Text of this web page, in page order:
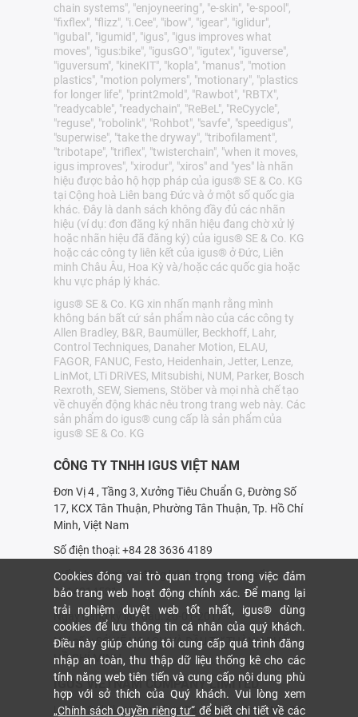
chain systems", "enjoyneering", "e-skin", "e-spool",
"fixflex", "flizz", "i.Cee", "ibow", "igear", "iglidur",
"igubal", "igumid", "igus", "igus improves what
moves", "igus:bike", "igusGO", "igutex", "iguverse",
"iguversum", "kineKIT", "kopla", "manus", "motion
plastics", "motion polymers", "motionary", "plastics
for longer life", "print2mold", "Rawbot", "RBTX",
"readycable", "readychain", "ReBeL", "ReCyycle",
"reguse", "robolink", "Rohbot", "savfe", "speedigus",
"superwise", "take the dryway", "tribofilament",
"tribotape", "triflex", "twisterchain", "when it moves,
igus improves", "xirodur", "xiros" and "yes" là nhãn
hiệu được bảo hộ hợp pháp của igus® SE & Co. KG
tại Cộng hoà Liên bang Đức và ở một số quốc gia
khác. Đây là danh sách không đầy đủ các nhãn
hiệu (ví dụ: đơn đăng ký nhãn hiệu đang chờ xử lý
hoặc nhãn hiệu đã đăng ký) của igus® SE & Co. KG
hoặc các công ty liên kết của igus® ở Đức, Liên
minh Châu Âu, Hoa Kỳ và/hoặc các quốc gia hoặc
khu vực pháp lý khác.
igus® SE & Co. KG xin nhấn mạnh rằng mình
không bán bất cứ sản phẩm nào của các công ty
Allen Bradley, B&R, Baumüller, Beckhoff, Lahr,
Control Techniques, Danaher Motion, ELAU,
FAGOR, FANUC, Festo, Heidenhain, Jetter, Lenze,
LinMot, LTi DRiVES, Mitsubishi, NUM, Parker, Bosch
Rexroth, SEW, Siemens, Stöber và mọi nhà chế tạo
về chuyển động khác nêu trong trang web này. Các
sản phẩm do igus® cung cấp là sản phẩm của
igus® SE & Co. KG
CÔNG TY TNHH IGUS VIỆT NAM
Đơn Vị 4 , Tầng 3, Xưởng Tiêu Chuẩn G, Đường Số
17, KCX Tân Thuận, Phường Tân Thuận, Tp. Hồ Chí
Minh, Việt Nam
Số điện thoại: +84 28 3636 4189
Giấy chứng nhận đăng ký doanh nghiệp số:
0314214531
Ngày đăng ký lần đầu: 20-01-2017
Nơi cấp: SỞ KẾ HOẠCH VÀ ÐẦU TƯ THÀNH PHỐ
HỒ CHÍ MINH
IGUS VIETNAM COMPANY LIMITED
Unit 4, 3rd Floor, Standard Factory G, Street No. 17,
Cookies đóng vai trò quan trọng trong việc đảm
bảo trang web hoạt động chính xác. Để mang lại
trải nghiệm duyệt web tốt nhất, igus® dùng
cookies để lưu thông tin cá nhân của quý khách.
Điều này giúp chúng tôi cung cấp quá trình đăng
nhập an toàn, thu thập dữ liệu thống kê cho các
tính năng web tiên tiến và cung cấp nội dung phù
hợp với sở thích của Quý khách. Vui lòng xem
„Chính sách Quyền riêng tư“ để biết chi tiết về các